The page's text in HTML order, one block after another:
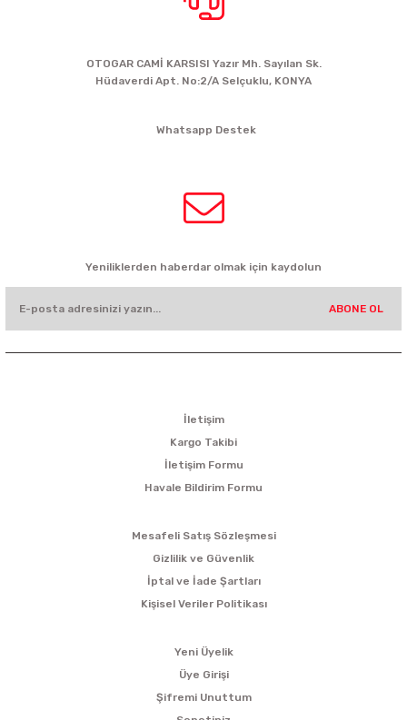
OTOGAR CAMİ KARSISI Yazır Mh. Sayılan Sk.
Hüdaverdi Apt. No:2/A Selçuklu, KONYA
Whatsapp Destek
Yeniliklerden haberdar olmak için kaydolun
ABONE OL
İletişim
Kargo Takibi
İletişim Formu
Havale Bildirim Formu
Mesafeli Satış Sözleşmesi
Gizlilik ve Güvenlik
İptal ve İade Şartları
Kişisel Veriler Politikası
Yeni Üyelik
Üye Girişi
Şifremi Unuttum